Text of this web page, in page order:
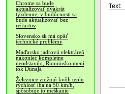
Chrome sa bude
aktualizovať dvakrát
týždenne, v budúcnosti sa
bude aktualizovať bez
reštartov
Slovensko.sk má opäť
technické problémy
Maďarsko jadrovú elektráreň
nakoniec kompletne
neodstavilo, Rumunsko mení
tok Dunaja
Železnice znižujú kvôli teplu
rýchlosť iba na 50 km/h,
spôsobuje to meškanie
Text: